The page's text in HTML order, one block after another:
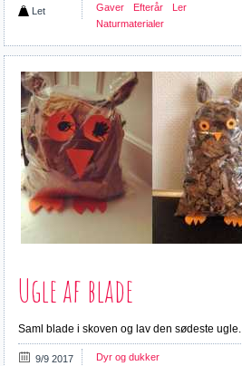
Let
Gaver
Efterår
Ler
Naturmaterialer
Ugle af blade
Saml blade i skoven og lav den sødeste ugle.
9/9 2017
Dyr og dukker